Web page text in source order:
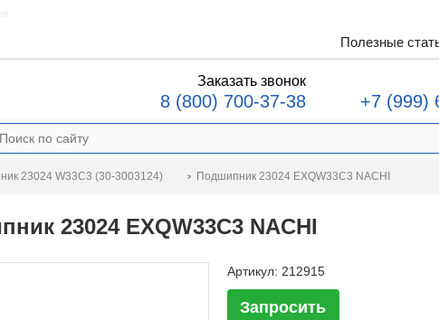
Полезные
Заказать звонок
8 (800) 700-37-38 +7 (999)
23024 W33C3 (30-3003124) Подшипник 23024 EXQW33C3 NACHI
23024 EXQW33C3 NACHI
Артикул: 212915
Запросить